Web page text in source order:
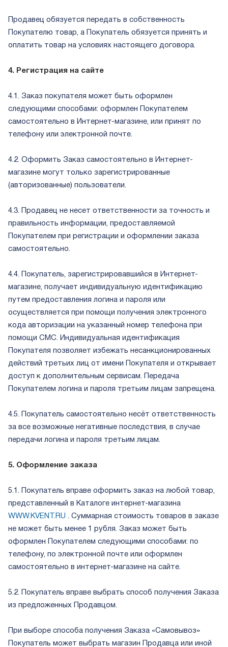
Продавец обязуется передать в собственность
Покупателю товар, а Покупатель обязуется принять и
оплатить товар на условиях настоящего договора.
4. Регистрация на сайте
4.1. Заказ покупателя может быть оформлен
следующими способами: оформлен Покупателем
самостоятельно в Интернет-магазине, или принят по
телефону или электронной почте.
4.2. Оформить Заказ самостоятельно в Интернет-
магазине могут только зарегистрированные
(авторизованные) пользователи.
4.3. Продавец не несет ответственности за точность и
правильность информации, предоставляемой
Покупателем при регистрации и оформлении заказа
самостоятельно.
4.4. Покупатель, зарегистрировавшийся в Интернет-
магазине, получает индивидуальную идентификацию
путем предоставления логина и пароля или
осуществляется при помощи получения электронного
кода авторизации на указанный номер телефона при
помощи СМС. Индивидуальная идентификация
Покупателя позволяет избежать несанкционированных
действий третьих лиц от имени Покупателя и открывает
доступ к дополнительным сервисам. Передача
Покупателем логина и пароля третьим лицам запрещена.
4.5. Покупатель самостоятельно несёт ответственность
за все возможные негативные последствия, в случае
передачи логина и пароля третьим лицам.
5. Оформление заказа
5.1. Покупатель вправе оформить заказ на любой товар,
представленный в Каталоге интернет-магазина
WWW.KVENT.RU . Суммарная стоимость товаров в заказе
не может быть менее 1 рубля. Заказ может быть
оформлен Покупателем следующими способами: по
телефону, по электронной почте или оформлен
самостоятельно в интернет-магазине на сайте.
5.2. Покупатель вправе выбрать способ получения Заказа
из предложенных Продавцом.
При выборе способа получения Заказа «Самовывоз»
Покупатель может выбрать магазин Продавца или иной